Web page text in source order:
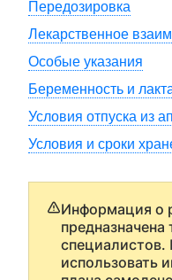
Передозировка
Лекарственное
Особые указания
Беременность и
Условия отпуска из
Условия и сроки
Информация о
предназначена
использовать